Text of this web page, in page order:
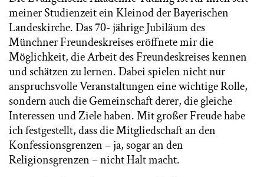
meiner Studienzeit ein Kleinod der Bayerischen
Landeskirche. Das 70- jährige Jubiläum des
Münchner Freundeskreises eröffnete mir die
Möglichkeit, die Arbeit des Freundeskreises kennen
und schätzen zu lernen. Dabei spielen nicht nur
anspruchsvolle Veranstaltungen eine wichtige Rolle,
sondern auch die Gemeinschaft derer, die gleiche
Interessen und Ziele haben. Mit großer Freude habe
ich festgestellt, dass die Mitgliedschaft an den
Konfessionsgrenzen – ja, sogar an den
Religionsgrenzen – nicht Halt macht.